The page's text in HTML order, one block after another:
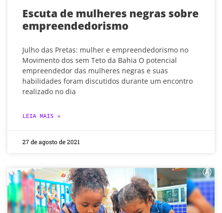
Escuta de mulheres negras sobre
empreendedorismo
Julho das Pretas: mulher e empreendedorismo no
Movimento dos sem Teto da Bahia O potencial
empreendedor das mulheres negras e suas
habilidades foram discutidos durante um encontro
realizado no dia
LEIA MAIS »
27 de agosto de 2021